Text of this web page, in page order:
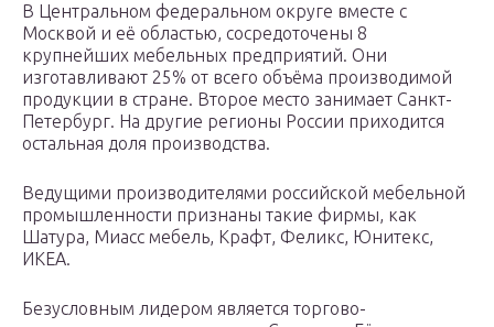
В Центральном федеральном округе вместе с
Москвой и её областью, сосредоточены 8
крупнейших мебельных предприятий. Они
изготавливают 25% от всего объёма производимой
продукции в стране. Второе место занимает Санкт-
Петербург. На другие регионы России приходится
остальная доля производства.
Ведущими производителями российской мебельной
промышленности признаны такие фирмы, как
Шатура, Миасс мебель, Крафт, Феликс, Юнитекс,
ИКЕА.
Безусловным лидером является торгово-